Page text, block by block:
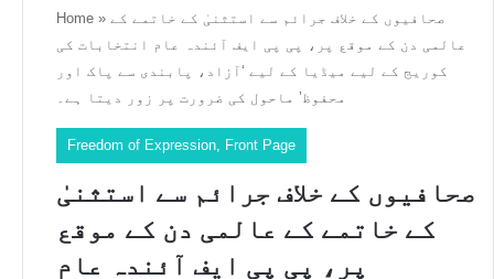
Home » صحافیوں کے خلاف جرائم سے استثنیٰ کے خاتمے کے
عالمی دن کے موقع پر، پی پی ایف آئندہ عام انتخابات کی
کوریج کے لیے میڈیا کے لیے ‘آزاد، پابندی سے پاک اور
محفوظ’ ماحول کی ضرورت پر زور دیتا ہے۔
Freedom of Expression Front Page
صحافیوں کے خلاف جرائم سے استثنیٰ
کے خاتمے کے عالمی دن کے موقع
پر، پی پی ایف آئندہ عام